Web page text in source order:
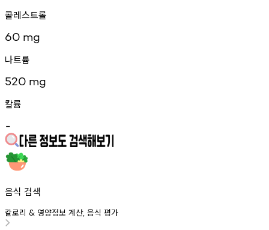
콜레스트롤
60 mg
나트륨
520 mg
칼륨
-
음식 검색
칼로리 & 영양정보 계산, 음식 평가